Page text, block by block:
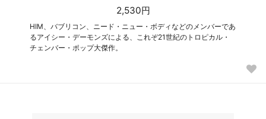
2,530円
HIM、バブリコン、ニード・ニュー・ボディなどのメンバーであ
るアイシー・デーモンズによる、これぞ21世紀のトロピカル・
チェンバー・ポップ大傑作。